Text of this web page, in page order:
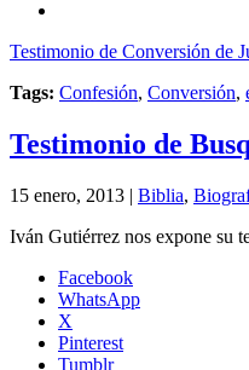
Testimonio de Conversión de
Tags: Confesión, Conversión,
Testimonio de
15 enero, 2013 | Biblia,
Iván Gutiérrez nos expone su
Facebook
WhatsApp
X
Pinterest
Tumblr